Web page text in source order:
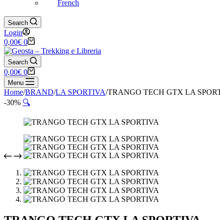
French
Search
Login
Carrello
0,00€ 0
Search
Carrello
0,00€ 0
Menu
Home/BRAND/LA SPORTIVA/TRANGO TECH GTX LA
-30% 🔍